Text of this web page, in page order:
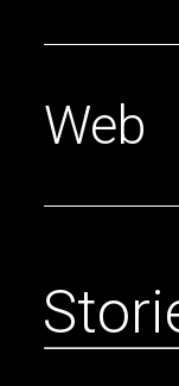
Web
Stori